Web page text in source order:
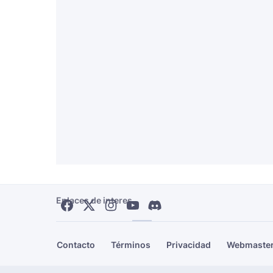
Enlaces de interes
Contacto Términos Privacidad